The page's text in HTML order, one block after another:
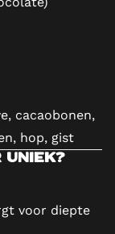
cacaobonen,
hop, gist
uniek?
voor diepte